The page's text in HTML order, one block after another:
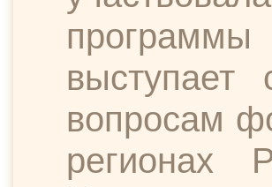
вопросам
регионах